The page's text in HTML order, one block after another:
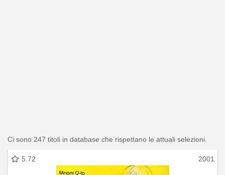
Ci sono 247 titoli in database che rispettano le attuali selezioni.
5.72 2001